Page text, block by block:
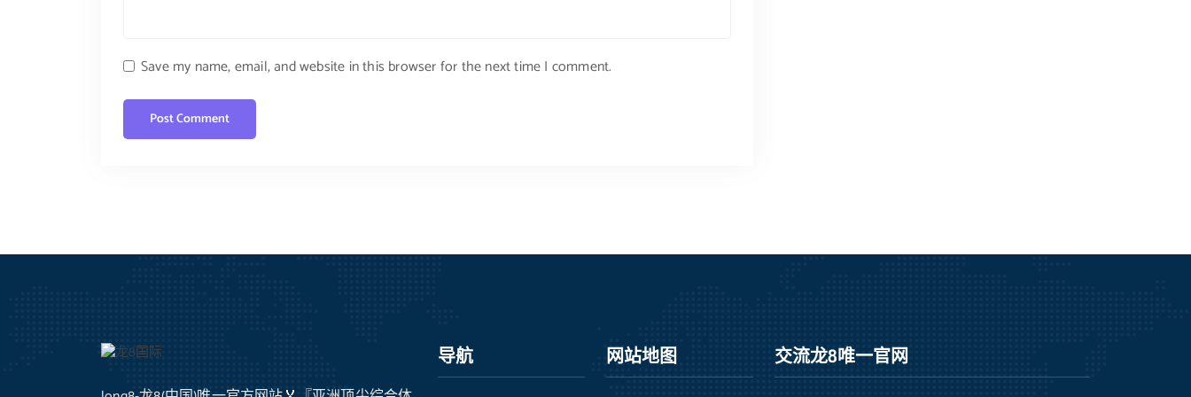
Save my name, email, and website in this browser for the next time I comment.
导航 网站地图 交流龙8唯一官网